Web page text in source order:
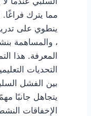
مما يترك
ينطوي على
، والمساهمة
المعرفة. هذا
التحديات
بين الفشل
يتجاهل جانبًا
الإخفاقات